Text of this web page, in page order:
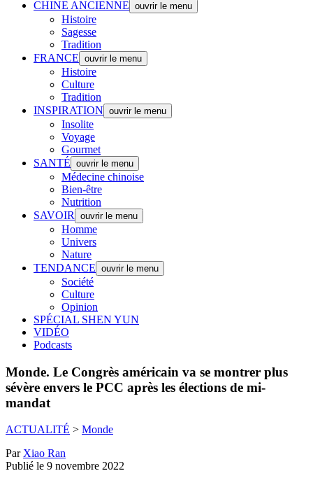
CHINE ANCIENNE ouvrir le menu
Histoire
Sagesse
Tradition
FRANCE ouvrir le menu
Histoire
Culture
Tradition
INSPIRATION ouvrir le menu
Insolite
Voyage
Gourmet
SANTÉ ouvrir le menu
Médecine chinoise
Bien-être
Nutrition
SAVOIR
ouvrir le menu
Homme
Univers
Nature
TENDANCE ouvrir le menu
Société
Culture
Opinion
SPÉCIAL SHEN YUN
VIDÉO
Podcasts
Monde. Le Congrès américain va se montrer plus
sévère envers le PCC après les élections de mi-
mandat
ACTUALITÉ > Monde
ParXiao Ran
Publié le 9 novembre 2022